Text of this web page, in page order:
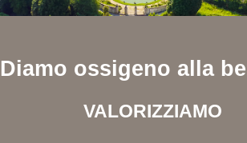
Diamo ossigeno alla
VALORIZZIAMO